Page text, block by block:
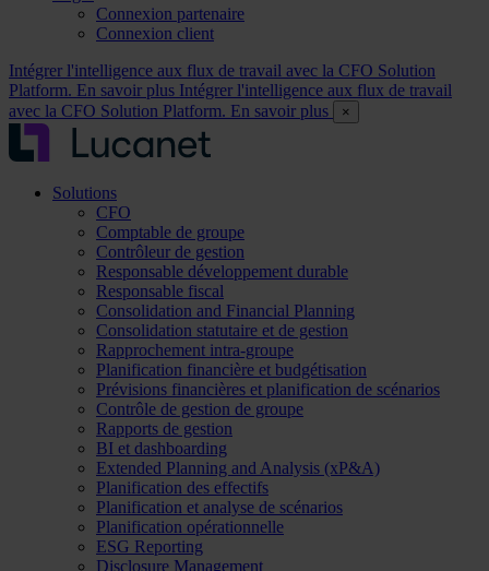
Connexion partenaire
Connexion client
Intégrer l'intelligence aux flux de travail avec la CFO Solution
Platform. En savoir plus Intégrer l'intelligence aux flux de travail
avec la CFO Solution Platform. En savoir plus
×
Solutions
CFO
Comptable de groupe
Contrôleur de gestion
Responsable développement durable
Responsable fiscal
Consolidation and Financial Planning
Consolidation statutaire et de gestion
Rapprochement intra-groupe
Planification financière et budgétisation
Prévisions financières et planification de scénarios
Contrôle de gestion de groupe
Rapports de gestion
BI et dashboarding
Extended Planning and Analysis (xP&A)
Planification des effectifs
Planification et analyse de scénarios
Planification opérationnelle
ESG Reporting
Disclosure Management